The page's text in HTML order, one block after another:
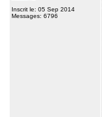
Inscrit le: 05 Sep 2014
Messages: 6796